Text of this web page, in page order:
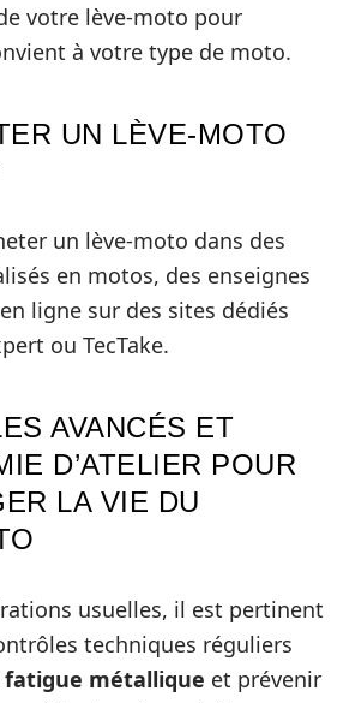
votre lève-moto pour
à votre type de moto.
UN LÈVE-MOTO
un lève-moto dans des
en motos, des enseignes
ligne sur des sites dédiés
ou TecTake.
AVANCÉS ET
D’ATELIER POUR
LA VIE DU
usuelles, il est pertinent
techniques réguliers
fatigue métallique et prévenir